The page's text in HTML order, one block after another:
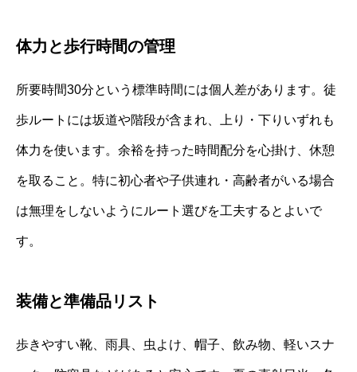
体力と歩行時間の管理
所要時間30分という標準時間には個人差があります。徒
歩ルートには坂道や階段が含まれ、上り・下りいずれも
体力を使います。余裕を持った時間配分を心掛け、休憩
を取ること。特に初心者や子供連れ・高齢者がいる場合
は無理をしないようにルート選びを工夫するとよいで
す。
装備と準備品リスト
歩きやすい靴、雨具、虫よけ、帽子、飲み物、軽いスナ